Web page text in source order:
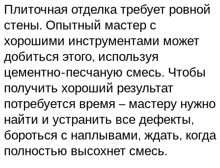
Плиточная отделка требует ровной
стены. Опытный мастер с
хорошими инструментами может
добиться этого, используя
цементно-песчаную смесь. Чтобы
получить хороший результат
потребуется время – мастеру нужно
найти и устранить все дефекты,
бороться с наплывами, ждать, когда
полностью высохнет смесь.